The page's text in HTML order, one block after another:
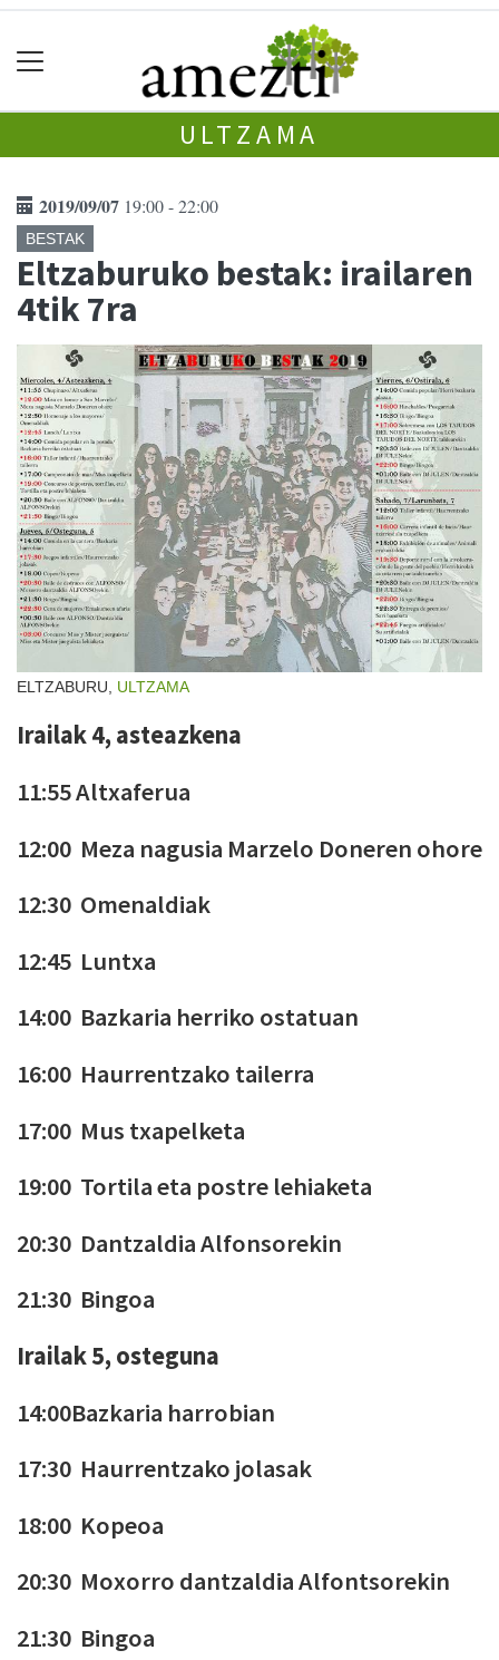
ULTZAMA
2019/09/07 19:00 - 22:00
BESTAK
Eltzaburuko bestak: irailaren
4tik 7ra
ELTZABURU, ULTZAMA
Irailak 4, asteazkena
11:55 Altxaferua
12:00 Meza nagusia Marzelo Doneren ohore
12:30 Omenaldiak
12:45 Luntxa
14:00 Bazkaria herriko ostatuan
16:00 Haurrentzako tailerra
17:00 Mus txapelketa
19:00 Tortila eta postre lehiaketa
20:30 Dantzaldia Alfonsorekin
21:30 Bingoa
Irailak 5, osteguna
14:00Bazkaria harrobian
17:30 Haurrentzako jolasak
18:00 Kopeoa
20:30 Moxorro dantzaldia Alfontsorekin
21:30 Bingoa